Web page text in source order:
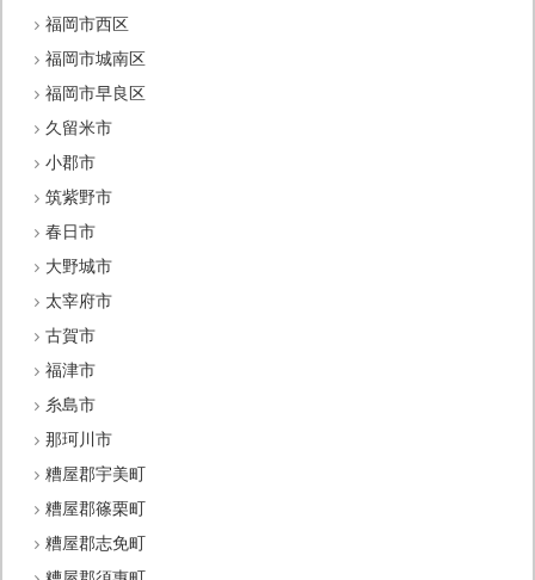
福岡市西区
福岡市城南区
福岡市早良区
久留米市
小郡市
筑紫野市
春日市
大野城市
太宰府市
古賀市
福津市
糸島市
那珂川市
糟屋郡宇美町
糟屋郡篠栗町
糟屋郡志免町